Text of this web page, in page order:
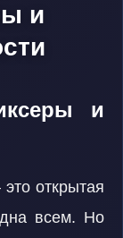
и
и
открытая
всем. Но